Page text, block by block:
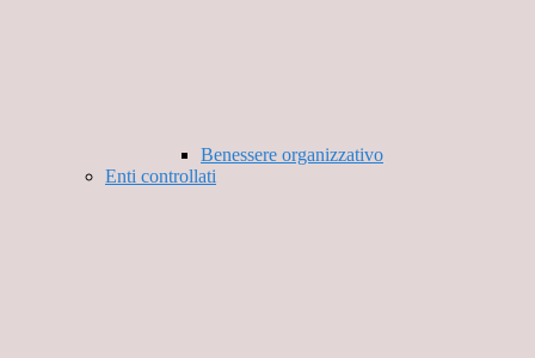
Benessere organizzativo
Enti controllati